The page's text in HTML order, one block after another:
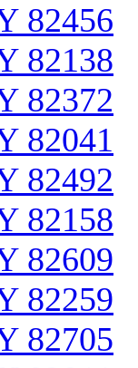
82456
82138
82372
82041
82492
82158
82609
82259
82705